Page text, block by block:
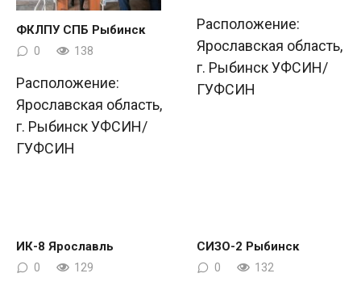
ФКЛПУ СПБ Рыбинск
0 138
Расположение:
Ярославская область,
г. Рыбинск УФСИН/
ГУФСИН
Расположение:
Ярославская область,
г. Рыбинск УФСИН/
ГУФСИН
ИК-8 Ярославль
0 129
СИЗО-2 Рыбинск
0 132